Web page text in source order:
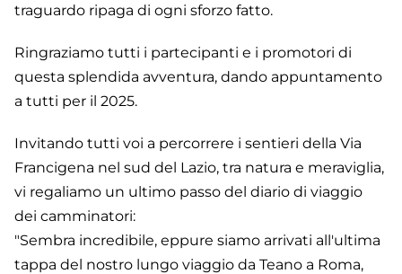
traguardo ripaga di ogni sforzo fatto.
Ringraziamo tutti i partecipanti e i promotori di
questa splendida avventura, dando appuntamento
a tutti per il 2025.
Invitando tutti voi a percorrere i sentieri della Via
Francigena nel sud del Lazio, tra natura e meraviglia,
vi regaliamo un ultimo passo del diario di viaggio
dei camminatori:
"Sembra incredibile, eppure siamo arrivati all'ultima
tappa del nostro lungo viaggio da Teano a Roma,